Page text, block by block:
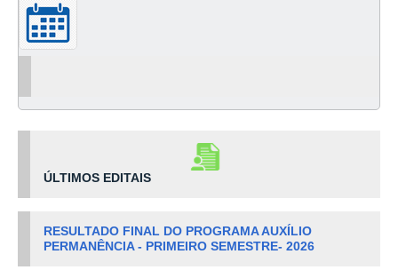
ÚLTIMOS EDITAIS
RESULTADO FINAL DO PROGRAMA AUXÍLIO
PERMANÊNCIA - PRIMEIRO SEMESTRE- 2026